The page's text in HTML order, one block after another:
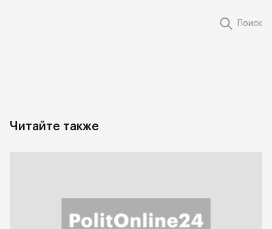
Поиск
Читайте также